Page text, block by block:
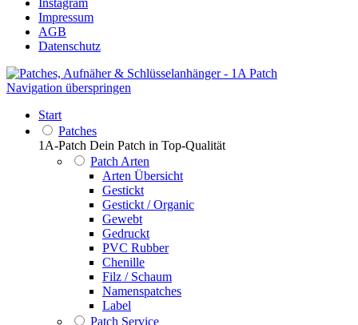
Instagram
Impressum
AGB
Datenschutz
Navigation überspringen
Start
Patches
1A-Patch Dein Patch in Top-Qualität
Patch Arten
Arten Übersicht
Gestickt
Gestickt / Organic
Gewebt
Gedruckt
PVC Rubber
Chenille
Filz / Schaum
Namenspatches
Label
Patch Service